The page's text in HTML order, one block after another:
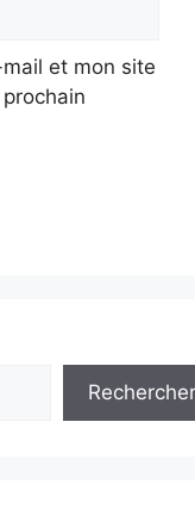
et mon site
Rechercher